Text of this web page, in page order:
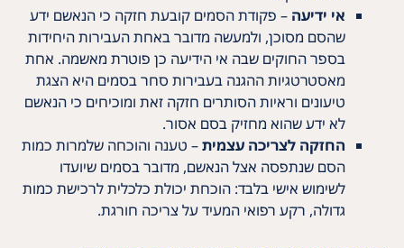
אי ידיעה – פקודת הסמים קובעת חזקה כי הנאשם ידע
שהסם מסוכן, ולמעשה מדובר באחת העבירות היחידות
בספר החוקים שבה אי הידיעה כן פוטרת מאשמה. אחת
מאסטרטגיות ההגנה בעבירות סחר בסמים היא הצגת
טיעונים וראיות הסותרים חזקה זאת ומוכיחים כי הנאשם
לא ידע שהוא מחזיק בסם אסור.
החזקה לצריכה עצמית– טענה והוכחה שלמרות כמות
הסם שנתפסה אצל הנאשם, מדובר בסמים שיועדו
לשימוש אישי בלבד: הוכחת יכולת כלכלית לרכישת כמות
גדולה, רקע רפואי המעיד על צריכה חורגת.